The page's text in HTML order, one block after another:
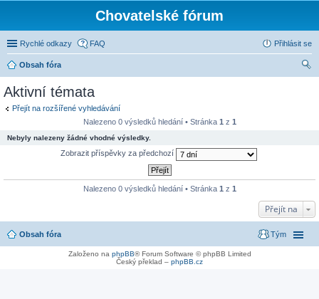
Chovatelské fórum
Rychlé odkazy FAQ Přihlásit se
Obsah fóra
Aktivní témata
Přejít na rozšířené vyhledávání
Nalezeno 0 výsledků hledání • Stránka 1 z 1
Nebyly nalezeny žádné vhodné výsledky.
Zobrazit příspěvky za předchozí
Nalezeno 0 výsledků hledání • Stránka 1 z 1
Přejít na
Obsah fóra Tým
Založeno na phpBB® Forum Software © phpBB Limited
Český překlad – phpBB.cz